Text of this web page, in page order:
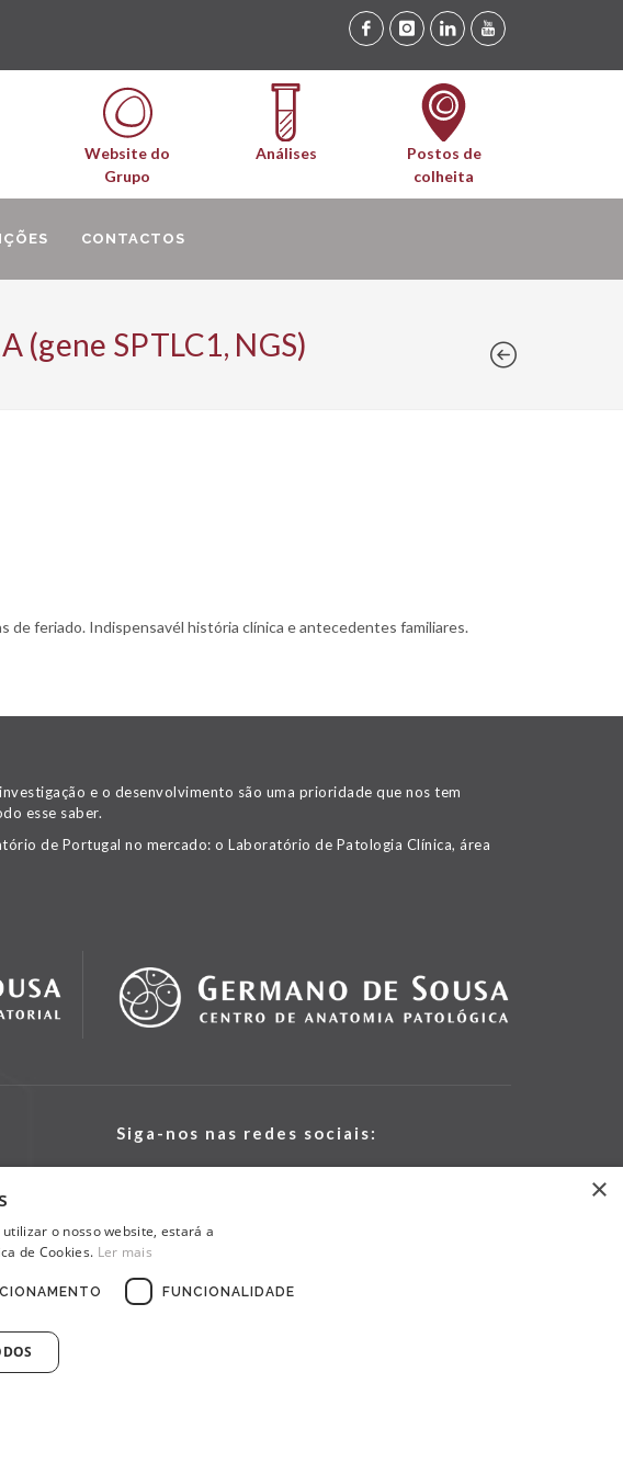
Website do
Grupo
Análises
Postos de
colheita
CONTACTOS
SPTLC1, NGS)
de feriado. Indispensavél história clínica e antecedentes familiares.
e o desenvolvimento são uma prioridade que nos tem
esse saber.
de Portugal no mercado: o Laboratório de Patologia Clínica, área
Siga-nos nas redes sociais:
×
o nosso website, estará a
de Cookies. Ler mais
FUNCIONALIDADE